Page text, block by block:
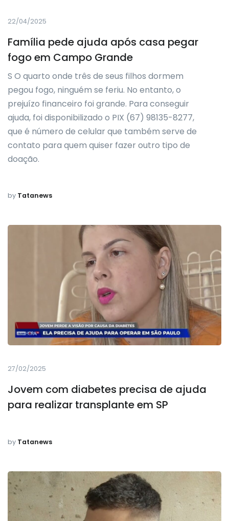
22/04/2025
Família pede ajuda após casa pegar
fogo em Campo Grande
S O quarto onde três de seus filhos dormem
pegou fogo, ninguém se feriu. No entanto, o
prejuízo financeiro foi grande. Para conseguir
ajuda, foi disponibilizado o PIX (67) 98135-8277,
que é número de celular que também serve de
contato para quem quiser fazer outro tipo de
doação.
by Tatanews
27/02/2025
Jovem com diabetes precisa de ajuda
para realizar transplante em SP
by Tatanews